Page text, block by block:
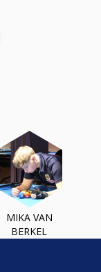
MIKA VAN
BERKEL